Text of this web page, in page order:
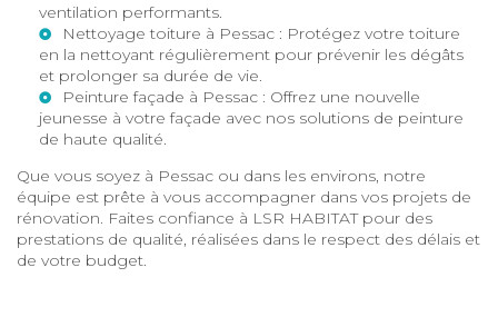
ventilation performants.
Nettoyage toiture à Pessac : Protégez votre toiture
en la nettoyant régulièrement pour prévenir les dégâts
et prolonger sa durée de vie.
Peinture façade à Pessac : Offrez une nouvelle
jeunesse à votre façade avec nos solutions de peinture
de haute qualité.
Que vous soyez à Pessac ou dans les environs, notre
équipe est prête à vous accompagner dans vos projets de
rénovation. Faites confiance à LSR HABITAT pour des
prestations de qualité, réalisées dans le respect des délais et
de votre budget.